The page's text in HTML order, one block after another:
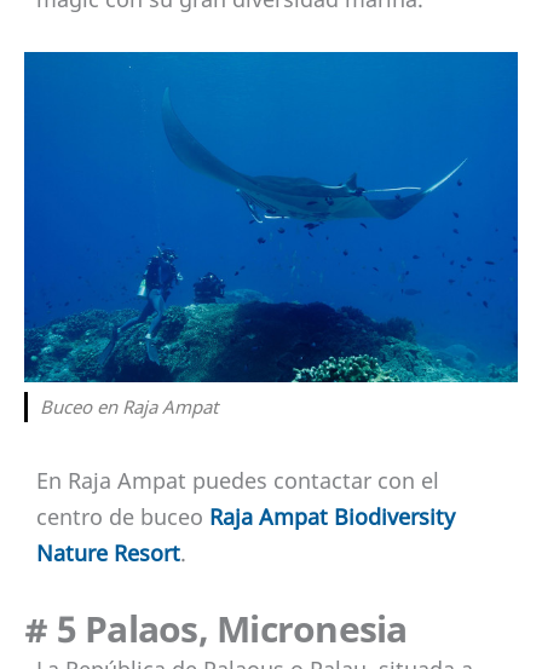
Buceo en Raja Ampat
En Raja Ampat puedes contactar con el
centro de buceo Raja Ampat Biodiversity
Nature Resort.
# 5 Palaos, Micronesia